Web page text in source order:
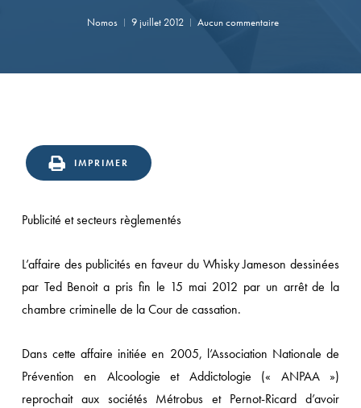
Nomos 9 juillet 2012 Aucun commentaire
IMPRIMER
Publicité et secteurs règlementés
L’affaire des publicités en faveur du Whisky Jameson dessinées
par Ted Benoit a pris fin le 15 mai 2012 par un arrêt de la
chambre criminelle de la Cour de cassation.
Dans cette affaire initiée en 2005, l’Association Nationale de
Prévention en Alcoologie et Addictologie (« ANPAA »)
reprochait aux sociétés Métrobus et Pernot-Ricard d’avoir